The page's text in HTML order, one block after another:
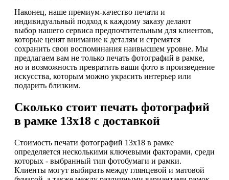
Наконец, наше премиум-качество печати и
индивидуальный подход к каждому заказу делают
выбор нашего сервиса предпочтительным для клиентов,
которые ценят внимание к деталям и стремятся
сохранить свои воспоминания наивысшем уровне. Мы
предлагаем вам не только печать фотографий в рамке,
но и возможность превратить ваши фото в произведение
искусства, которым можно украсить интерьер или
подарить близким.
Сколько стоит печать фотографий
в рамке 13х18 с доставкой
Стоимость печати фотографий 13х18 в рамке
определяется несколькими ключевыми факторами, среди
которых - выбранный тип фотобумаги и рамки.
Клиенты могут выбирать между глянцевой и матовой